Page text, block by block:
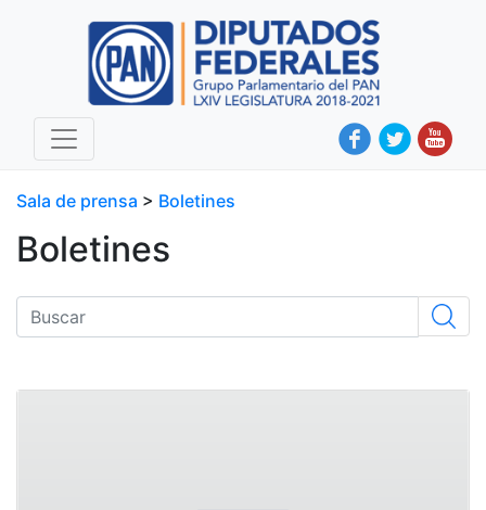
Sala de prensa > Boletines
Boletines